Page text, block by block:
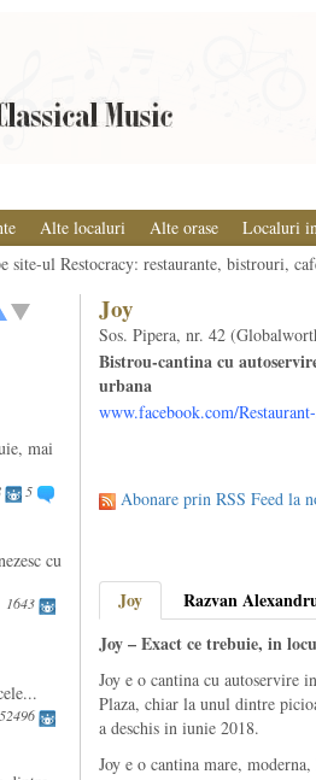
Alte localuri Alte orase
Localuri
ul Restocracy: restaurante, bistrouri,
mai
5
cu
1643
52496
Joy
Sos. Pipera, nr. 42
Bistrou-cantina cu
urbana
www.facebook.com/
Abonare prin RSS Feed la
Joy Razvan
Joy – Exact ce trebuie, in
Joy e o cantina cu
Plaza, chiar la unul dintre
a deschis in iunie 2018.
Joy e o cantina mare,